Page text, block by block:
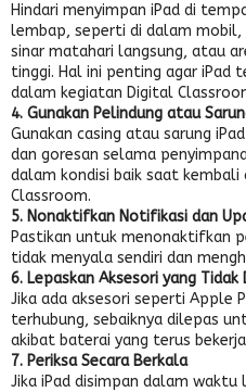
Hindari menyimpan iPad di
lembap, seperti di dalam
sinar matahari langsung, atau
tinggi. Hal ini penting agar iPad
dalam kegiatan Digital
4. Gunakan Pelindung atau
Gunakan casing atau sarung
dan goresan selama
dalam kondisi baik saat
Classroom.
5. Nonaktifkan Notifikasi dan
Pastikan untuk menonaktifkan
tidak menyala sendiri dan
6. Lepaskan Aksesori yang Tidak
Jika ada aksesori seperti Apple
terhubung, sebaiknya dilepas
akibat baterai yang terus
7. Periksa Secara Berkala
Jika iPad disimpan dalam waktu